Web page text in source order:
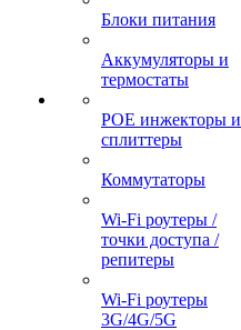
Блоки питания
Аккумуляторы и
термостаты
POE инжекторы и
сплиттеры
Коммутаторы
Wi-Fi роутеры /
точки доступа /
репитеры
Wi-Fi роутеры
3G/4G/5G